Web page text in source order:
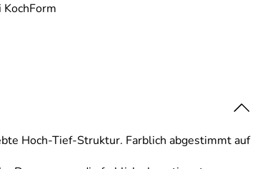
Hoch-Tief-Struktur. Farblich abgestimmt auf